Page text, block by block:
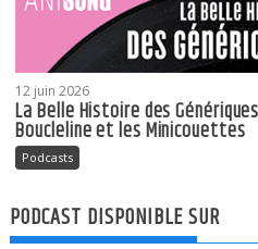
12 juin 2026
La Belle Histoire des
Boucleline et les Minicouettes
Podcasts
PODCAST DISPONIBLE SUR